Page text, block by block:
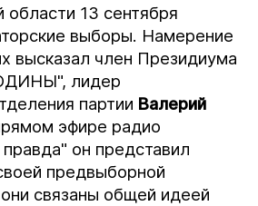
области 13 сентября
выборы. Намерение
высказал член Президиума
лидер
партии Валерий
эфире радио
он представил
предвыборной
связаны общей идеей